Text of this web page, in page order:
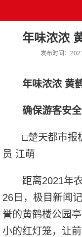
年味浓浓
发布时间：
年味浓浓 黄
确保游客安
□楚天都市报极
员 江萌
距离2021年农
26日，极目新闻
誉的黄鹤楼公园
小的红灯笼，让